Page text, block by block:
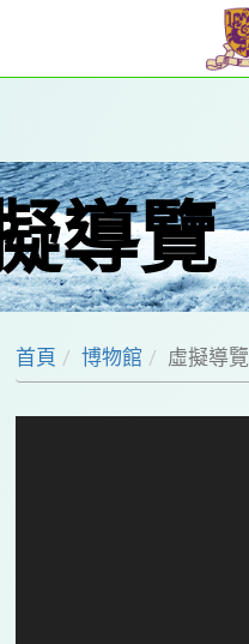
導覽
首頁 博物館 虛擬導覽